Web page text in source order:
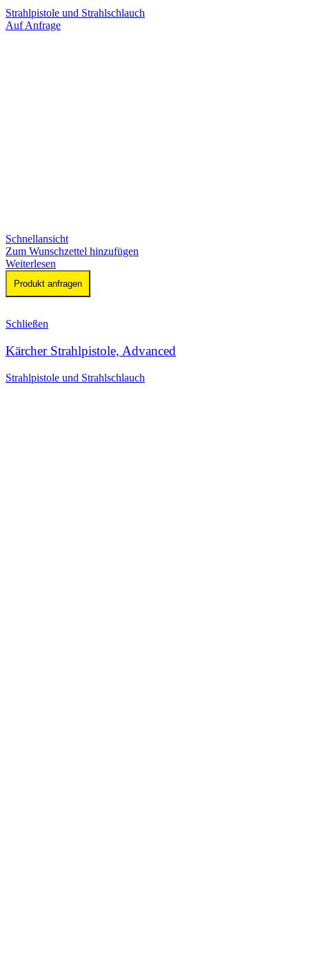
Strahlpistole und Strahlschlauch
Auf Anfrage
Schnellansicht
Zum Wunschzettel hinzufügen
Weiterlesen
Produkt anfragen
Schließen
Kärcher Strahlpistole, Advanced
Strahlpistole und Strahlschlauch